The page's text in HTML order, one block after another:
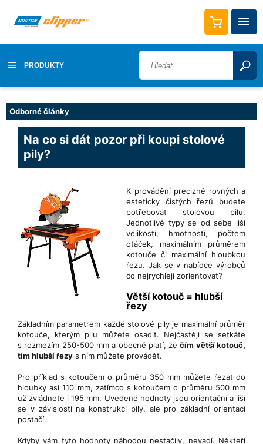
PRODUKTY
Odborné články
Na co si dát pozor při koupi stolové
pily?
K provádění precizně rovných a
esteticky čistých řezů budete
potřebovat stolovou pilu.
Jednotlivé typy se od sebe liší
velikostí, hmotností, počtem
otáček, maximálním průměrem
kotouče či maximální hloubkou
řezu. Jak se v nabídce výrobců
co nejrychleji zorientovat?
Větší kotouč = hlubší
řezy
Základním parametrem každé stolové pily je maximální průměr
kotouče, kterým pilu můžete osadit. Nejčastěji se setkáte
s rozmezím 250-500 mm a obecně platí, žečím větší kotouč,
tím hlubší řezy s ním můžete provádět.
Pro příklad s kotoučem o průměru 350 mm můžete řezat do
hloubky asi 110 mm, zatímco s kotoučem o průměru 500 mm
už zvládnete i 195 mm. Uvedené hodnoty jsou orientační a liší
se v závislosti na konstrukci pily, ale pro základní orientaci
postačí.
Kdyby vám tyto hodnoty náhodou nestačily, nevadí. Někteří